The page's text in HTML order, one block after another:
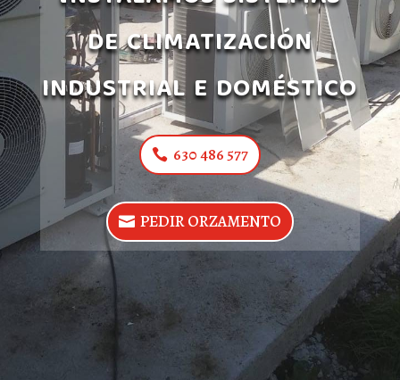
de climatización
industrial e doméstico
630 486 577
PEDIR ORZAMENTO